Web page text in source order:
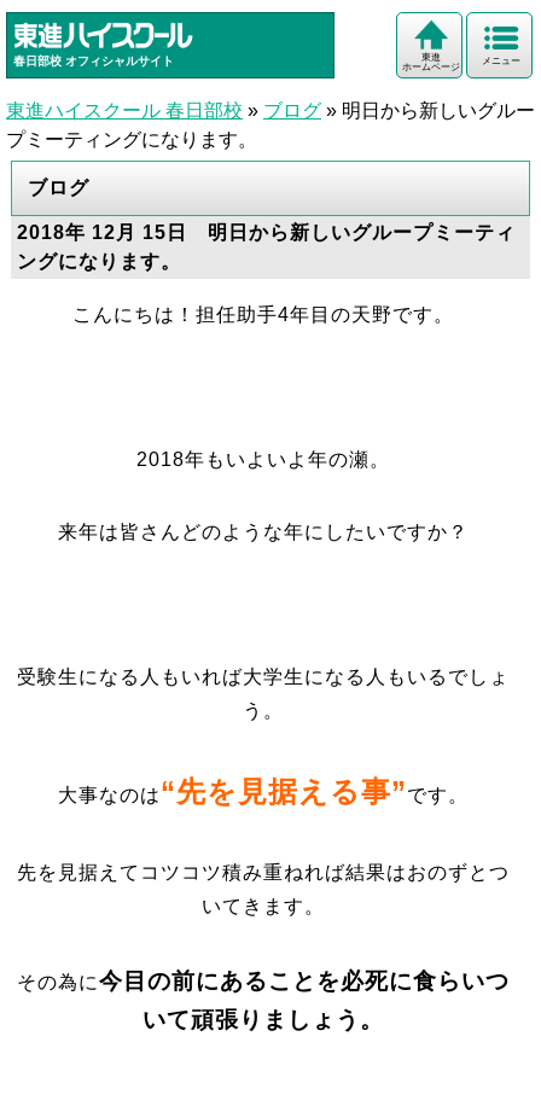
春日部校 オフィシャルサイト メニュー
東進
ホームページ
東進ハイスクール 春日部校 » ブログ » 明日から新しいグルー
プミーティングになります。
ブログ
2018年 12月 15日 明日から新しいグループミーティ
ングになります。
こんにちは！担任助手4年目の天野です。
2018年もいよいよ年の瀬。
来年は皆さんどのような年にしたいですか？
受験生になる人もいれば大学生になる人もいるでしょ
う。
大事なのは“先を見据える事”です。
先を見据えてコツコツ積み重ねれば結果はおのずとつ
いてきます。
その為に今目の前にあることを必死に食らいつ
いて頑張りましょう。